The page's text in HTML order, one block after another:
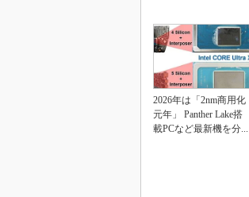
2026年は「2nm商用化
元年」 Panther Lake搭
載PCなど最新機を分...